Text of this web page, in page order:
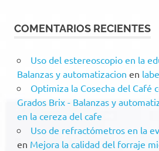
COMENTARIOS RECIENTES
Uso del estereoscopio en la
Balanzas y automatizacion en
Optimiza la Cosecha del Café
Grados Brix - Balanzas y
en la cereza del cafe
Uso de refractómetros en la
en Mejora la calidad del forraje